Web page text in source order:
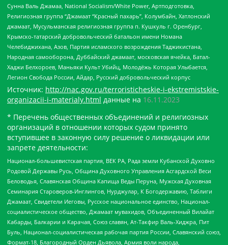
Сунна Валь Джамаа, National Socialism/White Power, Артподготовка,
Религиозная группа “Джамаат “Красный пахарь”, Колумбайн, Хатлонский
джамаат, Мусульманская религиозная группа п. Кушкуль г. Оренбург,
Крымско-татарский добровольческий батальон имени Номана
Челебиджихана, Азов, Партия исламского возрождения Таджикистана,
Народная самооборона, Дуббайский джамаат, московская ячейка, Батал-
Хаджи Белхороев, Маньяки Культ Убийц, Молодёжь Которая Улыбается,
Легион Свобода России, Айдар, Русский добровольческий корпус
Источник: http://nac.gov.ru/terroristicheskie-i-ekstremistskie-
organizacii-i-materialy.html данные на 16.11.2023
* Перечень общественных объединений и религиозных
организаций в отношении которых судом принято
вступившее в законную силу решение о ликвидации или
запрете деятельности:
Национал-большевистская партия, ВЕК РА, Рада земли Кубанской Духовно
Родовой Державы Русь, Община Духовного Управления Асгардской Веси
Беловодья, Славянская Община Капища Веды Перуна, Мужская Духовная
Семинария Староверов-Инглингов, Нурджулар, К Богодержавию, Таблиги
Джамаат, Свидетели Иеговы, Русское национальное единство, Национал-
социалистическое общество, Джамаат мувахидов, Объединенный Вилайат
Кабарды, Балкарии и Карачая, Союз славян, Ат-Такфир Валь-Хиджра, Пит
Буль, Национал-социалистическая рабочая партия России, Славянский союз,
Формат-18, Благородный Орден Дьявола, Армия воли народа,